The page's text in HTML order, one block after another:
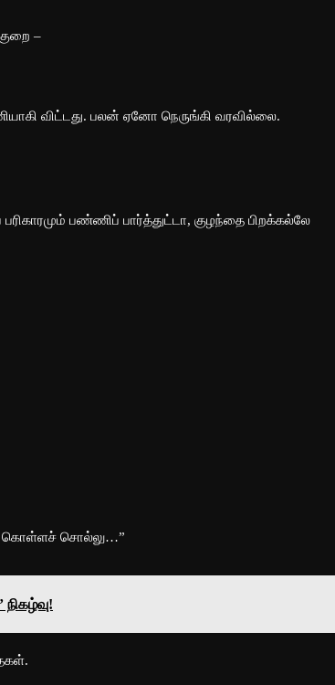
–
விட்டது. பலன் ஏனோ நெருங்கி வரவில்லை.
பண்ணிப் பார்த்துட்டா, குழந்தை பிறக்கல்லே
கொள்ளச் சொல்லு…”